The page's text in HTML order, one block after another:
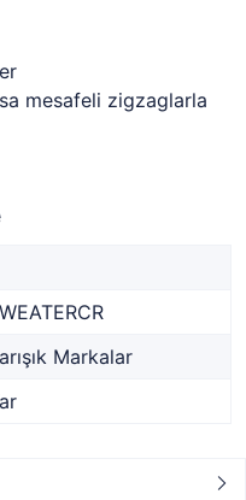
mesafeli zigzaglarla
Markalar